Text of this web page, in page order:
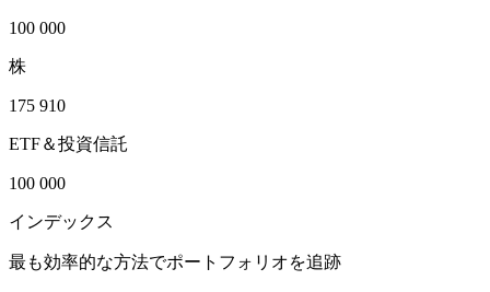
100 000
株
175 910
ETF＆投資信託
100 000
インデックス
最も効率的な方法でポートフォリオを追跡